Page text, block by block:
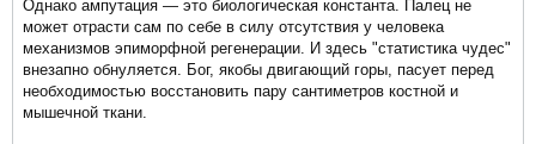
Однако ампутация — это биологическая константа. Палец не
может отрасти сам по себе в силу отсутствия у человека
механизмов эпиморфной регенерации. И здесь "статистика чудес"
внезапно обнуляется. Бог, якобы двигающий горы, пасует перед
необходимостью восстановить пару сантиметров костной и
мышечной ткани.